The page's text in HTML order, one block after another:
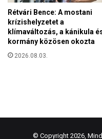
© Copyright 2026,